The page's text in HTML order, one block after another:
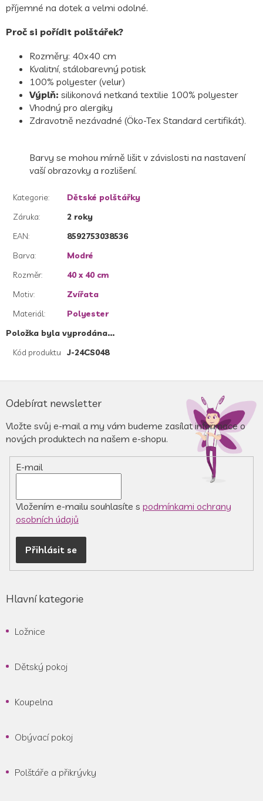
příjemné na dotek a velmi odolné.
Proč si pořídit polštářek?
Rozměry: 40x40 cm
Kvalitní, stálobarevný potisk
100% polyester (velur)
Výplň: silikonová netkaná textilie 100% polyester
Vhodný pro alergiky
Zdravotně nezávadné (Öko-Tex Standard certifikát).
Barvy se mohou mírně lišit v závislosti na nastavení
vaší obrazovky a rozlišení.
Kategorie:
Dětské polštářky
Záruka:
2 roky
EAN:
8592753038536
Barva:
Modré
Rozměr:
40 x 40 cm
Motiv:
Zvířata
Materiál:
Polyester
Položka byla vyprodána…
Kód produktu
J-24CS048
á
a
Odebírat newsletter
Vložte svůj e-mail a my vám budeme zasílat informace o
nových produktech na našem e-shopu.
E-mail
Vložením e-mailu souhlasíte s podmínkami ochrany
osobních údajů
Přihlásit se
Hlavní kategorie
Ložnice
Dětský pokoj
Koupelna
Obývací pokoj
Polštáře a přikrývky